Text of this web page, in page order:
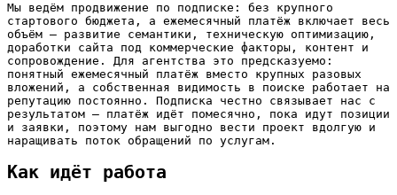
Мы ведём продвижение по подписке: без крупного
стартового бюджета, а ежемесячный платёж включает весь
объём — развитие семантики, техническую оптимизацию,
доработки сайта под коммерческие факторы, контент и
сопровождение. Для агентства это предсказуемо:
понятный ежемесячный платёж вместо крупных разовых
вложений, а собственная видимость в поиске работает на
репутацию постоянно. Подписка честно связывает нас с
результатом — платёж идёт помесячно, пока идут позиции
и заявки, поэтому нам выгодно вести проект вдолгую и
наращивать поток обращений по услугам.
Как идёт работа